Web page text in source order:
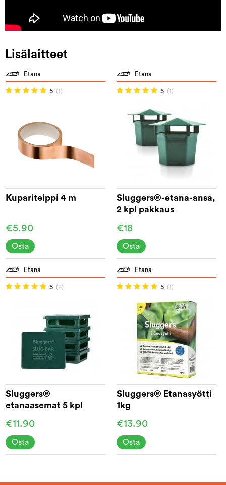
Lisälaitteet
Etana
5 (1)
Kupariteippi 4 m
€5.90
Osta
Etana
5 (1)
Sluggers®-etana-ansa,
2 kpl pakkaus
€18
Osta
Etana
5 (2)
Sluggers®
etanaasemat 5 kpl
€11.90
Osta
Etana
5 (1)
Sluggers® Etanasyötti
1kg
€13.90
Osta